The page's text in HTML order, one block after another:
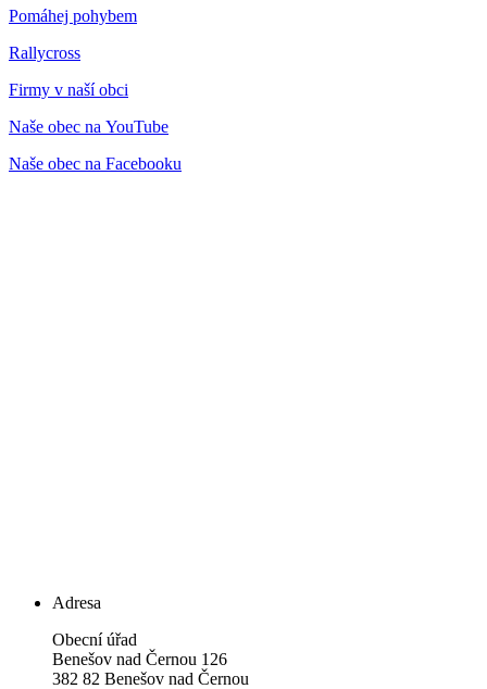
Pomáhej pohybem
Rallycross
Firmy v naší obci
Naše obec na YouTube
Naše obec na Facebooku
Adresa
Obecní úřad
Benešov nad Černou 126
382 82 Benešov nad Černou